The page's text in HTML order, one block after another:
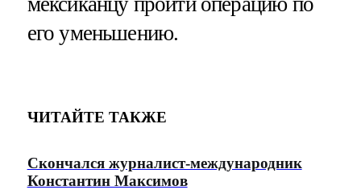
его уменьшению.
ЧИТАЙТЕ ТАКЖЕ
Скончался журналист-международник
Константин Максимов